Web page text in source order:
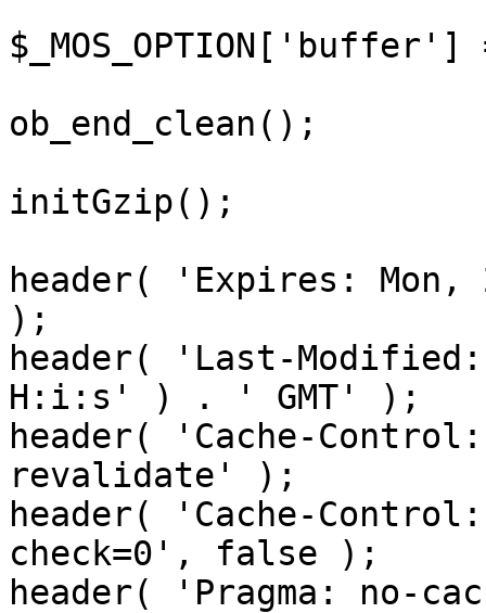
ob_end_clean();
initGzip();
header( 'Expires: Mon,
);
header( 'Last-
H:i:s' ) . ' GMT' );
header( 'Cache-
revalidate' );
header( 'Cache-
check=0', false );
header( 'Pragma: no-